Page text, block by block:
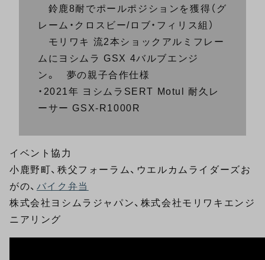
鈴鹿8耐でポールポジションを獲得（グ
レーム・クロスビー/ロブ・フィリス組）
モリワキ 流2本ショックアルミフレー
ムにヨシムラ GSX 4バルブエンジ
ン。 夢の親子合作仕様
・2021年 ヨシムラSERT Motul 耐久レ
ーサー GSX-R1000R
イベント協力
小鹿野町、秩父フォーラム、ウエルカムライダーズお
がの、 バイク弁当
株式会社ヨシムラジャパン、株式会社モリワキエンジ
ニアリング